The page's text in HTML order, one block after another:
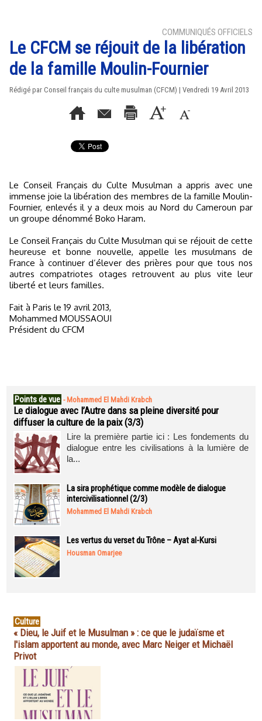
COMMUNIQUÉS OFFICIELS
Le CFCM se réjouit de la libération
de la famille Moulin-Fournier
Rédigé par Conseil français du culte musulman (CFCM) | Vendredi 19 Avril 2013
Le Conseil Français du Culte Musulman a appris avec une
immense joie la libération des membres de la famille Moulin-
Fournier, enlevés il y a deux mois au Nord du Cameroun par
un groupe dénommé Boko Haram.
Le Conseil Français du Culte Musulman qui se réjouit de cette
heureuse et bonne nouvelle, appelle les musulmans de
France à continuer d’élever des prières pour que tous nos
autres compatriotes otages retrouvent au plus vite leur
liberté et leurs familles.
Fait à Paris le 19 avril 2013,
Mohammed MOUSSAOUI
Président du CFCM
Points de vue - Mohammed El Mahdi Krabch
Le dialogue avec l’Autre dans sa pleine diversité pour
diffuser la culture de la paix (3/3)
Lire la première partie ici : Les fondements du
dialogue entre les civilisations à la lumière de
la...
La sira prophétique comme modèle de dialogue
intercivilisationnel (2/3)
Mohammed El Mahdi Krabch
Les vertus du verset du Trône – Ayat al-Kursi
Housman Omarjee
Culture
« Dieu, le Juif et le Musulman » : ce que le judaïsme et
l'islam apportent au monde, avec Marc Neiger et Michaël
Privot